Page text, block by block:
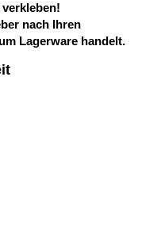
nach Ihren
Lagerware handelt.